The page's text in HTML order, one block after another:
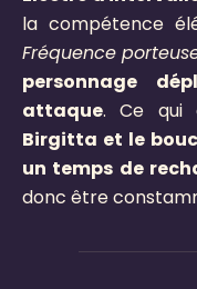
la compétence
Fréquence
personnage
attaque. Ce qui
Birgitta et le
un temps de
donc être